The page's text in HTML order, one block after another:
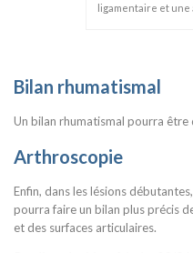
ligamentaire et
Bilan rhumatismal
Un bilan rhumatismal pourra être
Arthroscopie
Enfin, dans les lésions
pourra faire un bilan plus précis
et des surfaces articulaires.